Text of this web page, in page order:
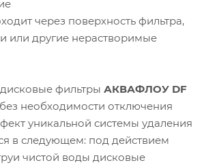
через поверхность фильтра,
или другие нерастворимые
фильтры АКВАФЛОУ DF
необходимости отключения
уникальной системы удаления
в следующем: под действием
чистой воды дисковые